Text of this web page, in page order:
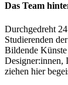
Das Team
Durchgedreht
Studierenden
Bildende
Designer:innen,
ziehen hier